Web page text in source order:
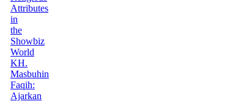
Attributes
in
the
Showbiz
World
KH.
Masbuhin
Faqih:
Ajarkan